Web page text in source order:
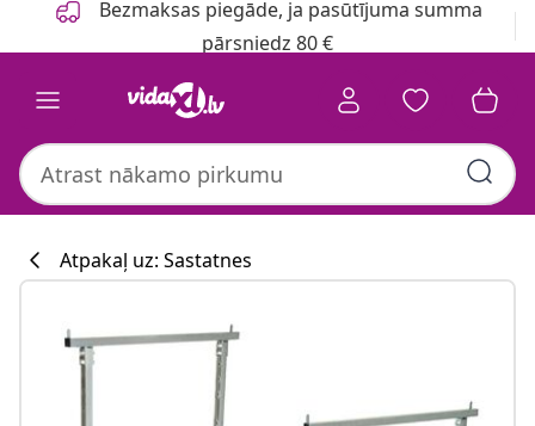
Bezmaksas piegāde, ja pasūtījuma summa
pārsniedz 80 €
Atpakaļ uz: Sastatnes